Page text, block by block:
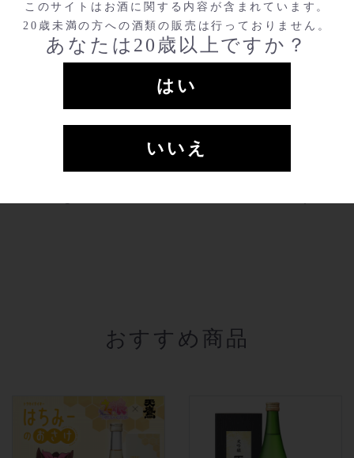
このサイトはお酒に関する内容が含まれています。
20歳未満の方への酒類の販売は行っておりません。
あなたは20歳以上ですか？
はい
いいえ
関連商品
この商品を購入した人は、こ
おすすめ商品